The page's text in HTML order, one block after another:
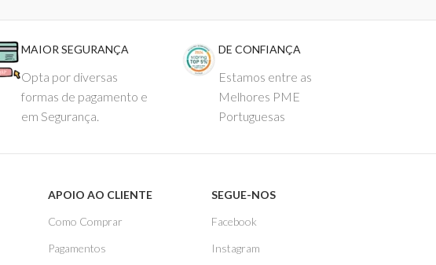
MAIOR SEGURANÇA
Opta por diversas
formas de pagamento e
em Segurança.
DE CONFIANÇA
Estamos entre as
Melhores PME
Portuguesas
APOIO AO CLIENTE
Como Comprar
Pagamentos
SEGUE-NOS
Facebook
Instagram